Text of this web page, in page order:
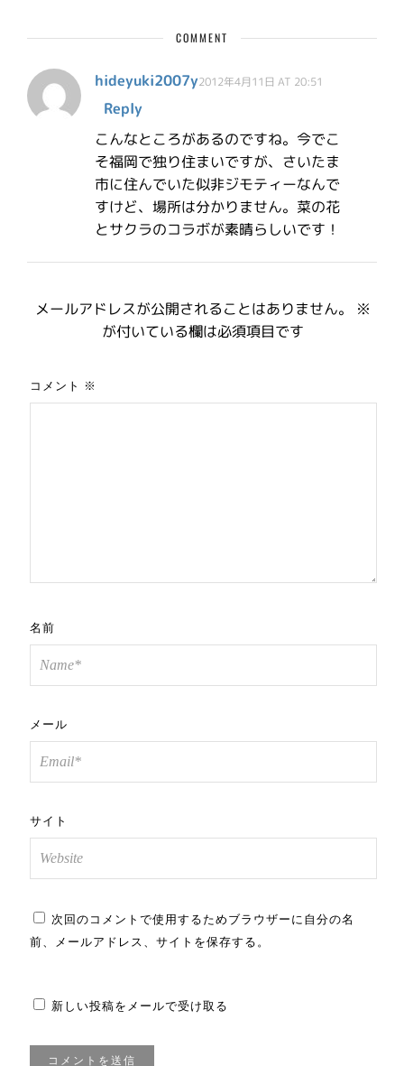
COMMENT
hideyuki2007y2012年4月11日 AT 20:51
Reply
こんなところがあるのですね。今でこ
そ福岡で独り住まいですが、さいたま
市に住んでいた似非ジモティーなんで
すけど、場所は分かりません。菜の花
とサクラのコラボが素晴らしいです！
メールアドレスが公開されることはありません。
※
が付いている欄は必須項目です
コメント ※
名前
メール
サイト
次回のコメントで使用するためブラウザーに自分の名
前、メールアドレス、サイトを保存する。
新しい投稿をメールで受け取る